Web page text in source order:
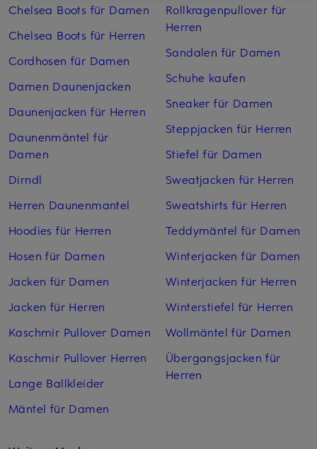
Chelsea Boots für Damen
Chelsea Boots für Herren
Cordhosen für Damen
Damen Daunenjacken
Daunenjacken für Herren
Daunenmäntel für
Damen
Dirndl
Herren Daunenmantel
Hoodies für Herren
Hosen für Damen
Jacken für Damen
Jacken für Herren
Kaschmir Pullover Damen
Kaschmir Pullover Herren
Lange Ballkleider
Mäntel für Damen
Rollkragenpullover für
Herren
Sandalen für Damen
Schuhe kaufen
Sneaker für Damen
Steppjacken für Herren
Stiefel für Damen
Sweatjacken für Herren
Sweatshirts für Herren
Teddymäntel für Damen
Winterjacken für Damen
Winterjacken für Herren
Winterstiefel für Herren
Wollmäntel für Damen
Übergangsjacken für
Herren